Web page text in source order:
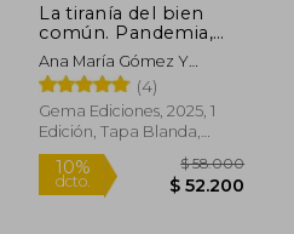
La tiranía del bien
común. Pandemia,
relato y otras
amenazas 2 edicion
Ana María Gómez Y
Mariana Morales (editoras),
(4)
Gema Ediciones, 2025, 1
Edición, Tapa Blanda,
Nuevo